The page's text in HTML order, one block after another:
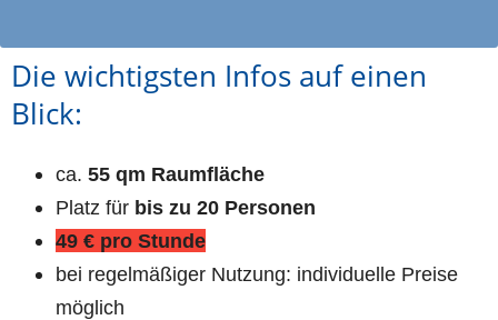
Die wichtigsten Infos auf einen
Blick:
ca. 55 qm Raumfläche
Platz für bis zu 20 Personen
49 € pro Stunde
bei regelmäßiger Nutzung: individuelle Preise
möglich